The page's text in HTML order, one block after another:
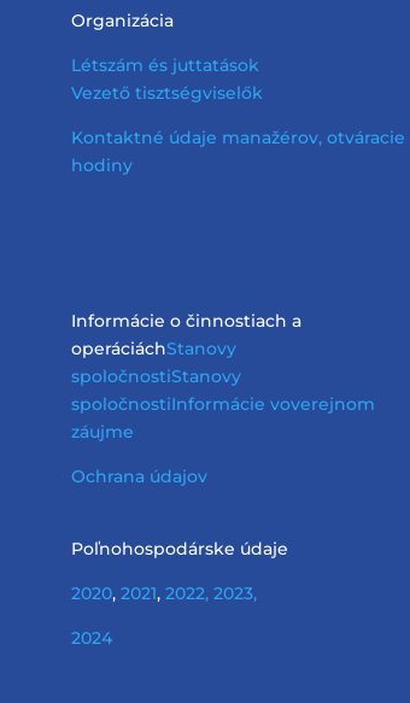
Organizácia
Létszám és juttatások
Vezető tisztségviselők
Kontaktné údaje manažérov, otváracie
hodiny
Informácie o činnostiach a
operáciáchStanovy
spoločnostiStanovy
spoločnostiInformácie voverejnom
záujme
Ochrana údajov
Poľnohospodárske údaje
2020,2021,2022, 2023,
2024